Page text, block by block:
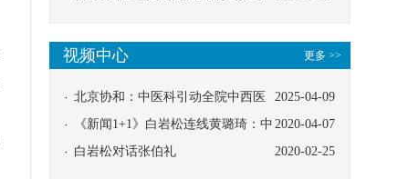
更多 >>
视频中心
2025-04-09
北京协和：中医科引动全院中西医
协同
2020-04-07
《新闻1+1》白岩松连线黄璐琦：中
医救治的临床效果
2020-02-25
白岩松对话张伯礼